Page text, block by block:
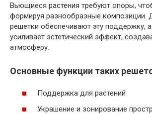
Вьющиеся растения требуют опоры,
формируя разнообразные композиции.
решетки обеспечивают эту поддержку,
усиливает эстетический эффект,
атмосферу.
Основные функции таких
Поддержка для растений
Украшение и зонирование